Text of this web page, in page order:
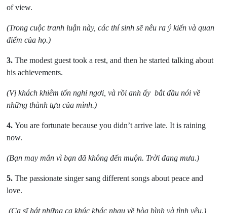
of view.
(Trong cuộc tranh luận này, các thí sinh sẽ nêu ra ý kiến và quan
điểm của họ.)
3. The modest guest took a rest, and then he started talking about
his achievements.
(Vị khách khiêm tốn nghỉ ngơi, và rồi anh ấy bắt đầu nói về
những thành tựu của mình.)
4. You are fortunate because you didn’t arrive late. It is raining
now.
(Bạn may mắn vì bạn đã không đến muộn. Trời đang mưa.)
5. The passionate singer sang different songs about peace and
love.
(Ca sĩ hát những ca khúc khác nhau về hòa bình và tình yêu.)